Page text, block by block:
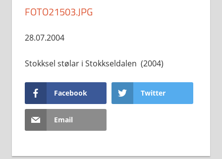
FOTO21503.JPG
28.07.2004
Stokksel stølar i Stokkseldalen (2004)
Facebook Twitter
Email